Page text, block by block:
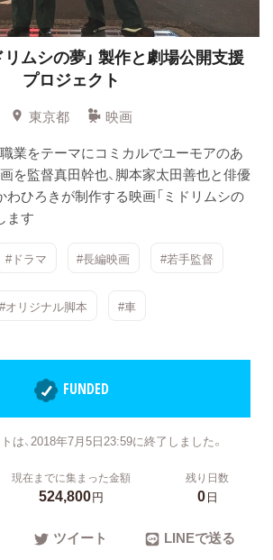
ムシの夢」 製作と劇場公開支援
プロジェクト
東京都
映画
業をテーマにコミカルでユーモアのあ
を監督真田幹也、脚本家太田善也と俳優
わひろきが制作する映画「ミドリムシの
ます
#ドラマ #長編映画 #若手監督
#オリジナル脚本 #車
FUNDED
は、2018年7月5日23:59に終了しました。
現在までに集まった金額
524,800円
残り日数
0日
ツイート LINEで送る